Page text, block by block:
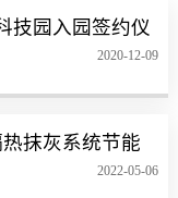
技园入园签约仪
2020-12-09
抹灰系统节能
2022-05-06